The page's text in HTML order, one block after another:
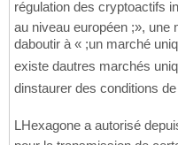
régulation des cryptoactifs
au niveau européen ;», une
daboutir à « ;un marché
existe dautres marchés
dinstaurer des conditions
LHexagone a autorisé